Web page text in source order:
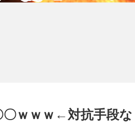
〇ｗｗｗ←対抗手段な